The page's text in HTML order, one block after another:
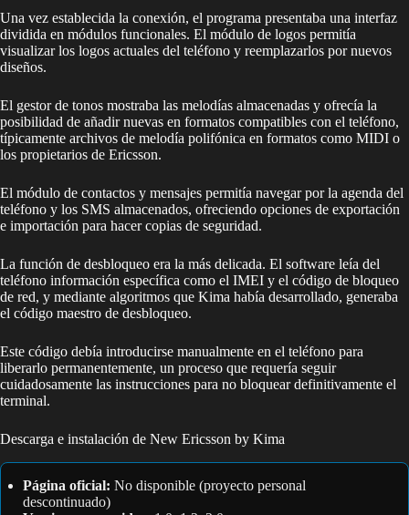
Una vez establecida la conexión, el programa presentaba una interfaz
dividida en módulos funcionales. El módulo de logos permitía
visualizar los logos actuales del teléfono y reemplazarlos por nuevos
diseños.
El gestor de tonos mostraba las melodías almacenadas y ofrecía la
posibilidad de añadir nuevas en formatos compatibles con el teléfono,
típicamente archivos de melodía polifónica en formatos como MIDI o
los propietarios de Ericsson.
El módulo de contactos y mensajes permitía navegar por la agenda del
teléfono y los SMS almacenados, ofreciendo opciones de exportación
e importación para hacer copias de seguridad.
La función de desbloqueo era la más delicada. El software leía del
teléfono información específica como el IMEI y el código de bloqueo
de red, y mediante algoritmos que Kima había desarrollado, generaba
el código maestro de desbloqueo.
Este código debía introducirse manualmente en el teléfono para
liberarlo permanentemente, un proceso que requería seguir
cuidadosamente las instrucciones para no bloquear definitivamente el
terminal.
Descarga e instalación de New Ericsson by Kima
Página oficial: No disponible (proyecto personal
descontinuado)